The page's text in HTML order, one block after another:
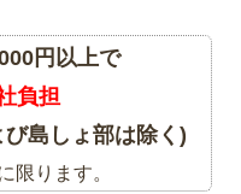
円以上で
負担
島しょ部は除く)
限ります。